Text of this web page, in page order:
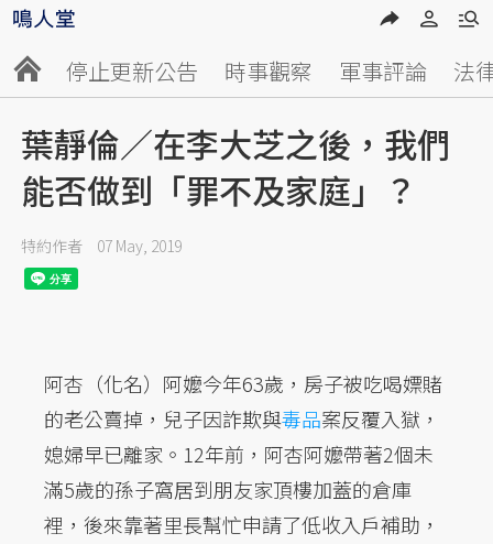
停止更新公告 時事觀察 軍事評論 法
葉靜倫／在李大芝之後，我們
能否做到「罪不及家庭」？
特約作者 07 May, 2019
阿杏（化名）阿嬤今年63歲，房子被吃喝嫖賭
的老公賣掉，兒子因詐欺與毒品案反覆入獄，
媳婦早已離家。12年前，阿杏阿嬤帶著2個未
滿5歲的孫子窩居到朋友家頂樓加蓋的倉庫
裡，後來靠著里長幫忙申請了低收入戶補助，